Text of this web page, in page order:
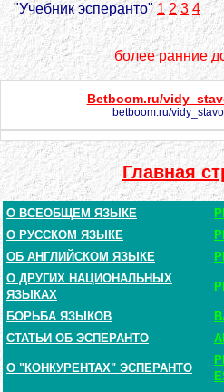
"Учебник эсперанто"1 2 3 4
более ранние
Betboom.ru/
betboom.ru/
Главная
О ВСЕОБЩЕМ ЯЗЫКЕ
О РУССКОМ ЯЗЫКЕ
ОБ АНГЛИЙСКОМ ЯЗЫКЕ
О ДРУГИХ НАЦИОНАЛЬНЫХ
ЯЗЫКАХ
БОРЬБА ЯЗЫКОВ
СТАТЬИ ОБ ЭСПЕРАНТО
О "КОНКУРЕНТАХ" ЭСПЕРАНТО